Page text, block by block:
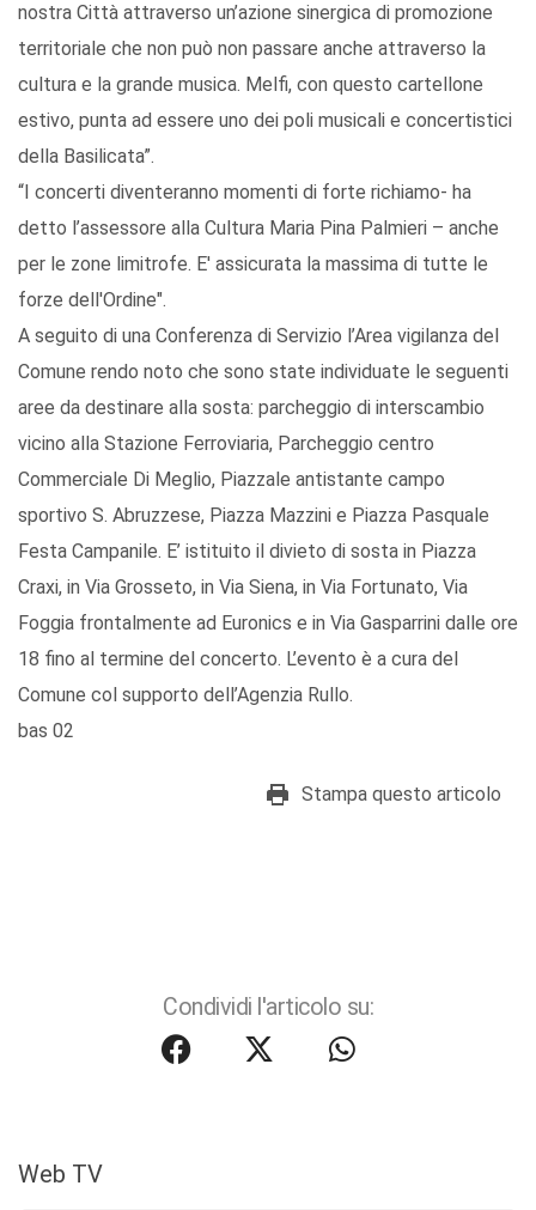
nostra Città attraverso un’azione sinergica di promozione
territoriale che non può non passare anche attraverso la
cultura e la grande musica. Melfi, con questo cartellone
estivo, punta ad essere uno dei poli musicali e concertistici
della Basilicata”.
“I concerti diventeranno momenti di forte richiamo- ha
detto l’assessore alla Cultura Maria Pina Palmieri – anche
per le zone limitrofe. E' assicurata la massima di tutte le
forze dell'Ordine".
A seguito di una Conferenza di Servizio l’Area vigilanza del
Comune rendo noto che sono state individuate le seguenti
aree da destinare alla sosta: parcheggio di interscambio
vicino alla Stazione Ferroviaria, Parcheggio centro
Commerciale Di Meglio, Piazzale antistante campo
sportivo S. Abruzzese, Piazza Mazzini e Piazza Pasquale
Festa Campanile. E’ istituito il divieto di sosta in Piazza
Craxi, in Via Grosseto, in Via Siena, in Via Fortunato, Via
Foggia frontalmente ad Euronics e in Via Gasparrini dalle ore
18 fino al termine del concerto. L’evento è a cura del
Comune col supporto dell’Agenzia Rullo.
bas 02
Stampa questo articolo
Condividi l'articolo su:
Web TV